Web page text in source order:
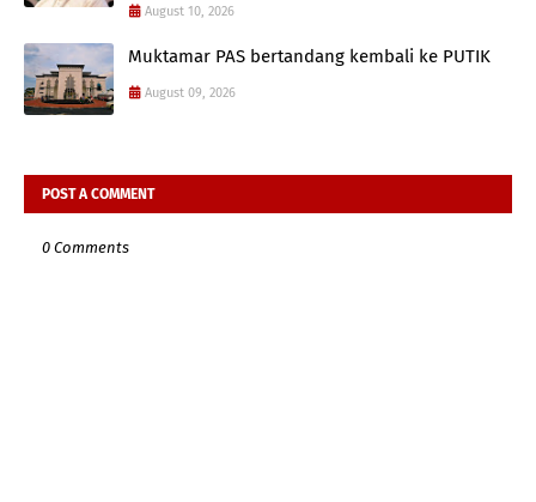
August 10, 2026
Muktamar PAS bertandang kembali ke PUTIK
August 09, 2026
POST A COMMENT
0 Comments